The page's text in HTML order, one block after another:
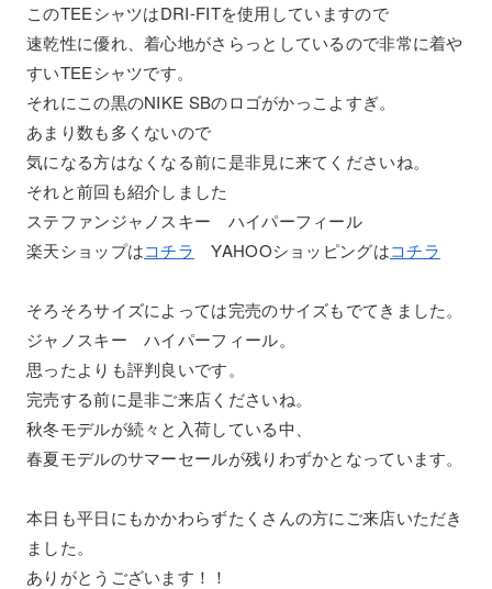
このTEEシャツはDRI-FITを使用していますので
速乾性に優れ、着心地がさらっとしているので非常に着や
すいTEEシャツです。
それにこの黒のNIKE SBのロゴがかっこよすぎ。
あまり数も多くないので
気になる方はなくなる前に是非見に来てくださいね。
それと前回も紹介しました
ステファンジャノスキー ハイパーフィール
楽天ショップはコチラ YAHOOショッピングはコチラ
そろそろサイズによっては完売のサイズもでてきました。
ジャノスキー ハイパーフィール。
思ったよりも評判良いです。
完売する前に是非ご来店くださいね。
秋冬モデルが続々と入荷している中、
春夏モデルのサマーセールが残りわずかとなっています。
本日も平日にもかかわらずたくさんの方にご来店いただき
ました。
ありがとうございます！！